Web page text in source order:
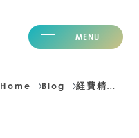
MENU
Home Blog 経費精算システム「HRMOS経費」を導入しました！